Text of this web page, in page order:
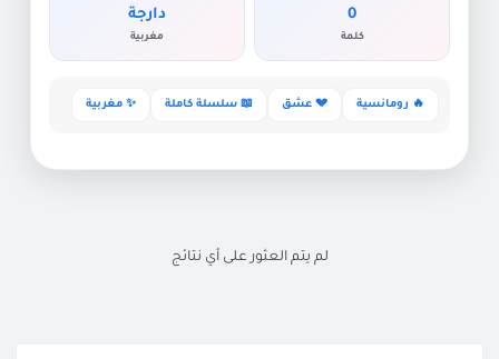
0
كلمة
دارجة
مغربية
🔥 رومانسية 💔 عشق 📖 سلسلة كاملة ✨ مغربية
لم يتم العثور على أي نتائج